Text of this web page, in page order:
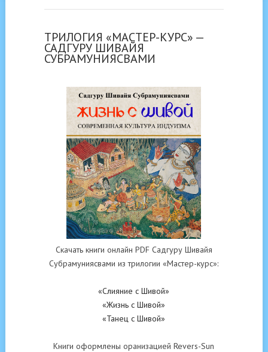
ТРИЛОГИЯ «МАСТЕР-КУРС» —
САДГУРУ ШИВАЙЯ
СУБРАМУНИЯСВАМИ
Скачать книги онлайн PDF Садгуру Шивайя
Субрамуниясвами из трилогии «Мастер-курс»:
«Слияние с Шивой»
«Жизнь с Шивой»
«Танец с Шивой»
Книги оформлены оранизацией Revers-Sun